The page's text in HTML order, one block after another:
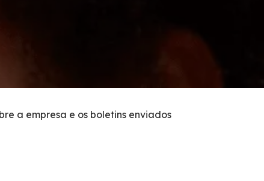
a empresa e os boletins enviados